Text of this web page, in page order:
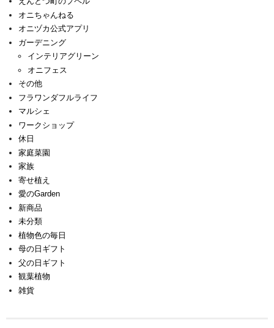
オニちゃんねる
オニヅカ公式アプリ
ガーデニング
インテリアグリーン
オニフェス
その他
フラワンダフルライフ
マルシェ
ワークショップ
休日
家庭菜園
家族
寄せ植え
愛のGarden
新商品
未分類
植物色の毎日
母の日ギフト
父の日ギフト
観葉植物
雑貨